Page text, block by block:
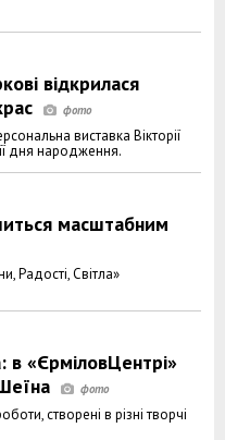
відкрилася
виставка Вікторії
дня народження.
масштабним
Радості, Світла»
в «ЄрміловЦентрі»
створені в різні творчі